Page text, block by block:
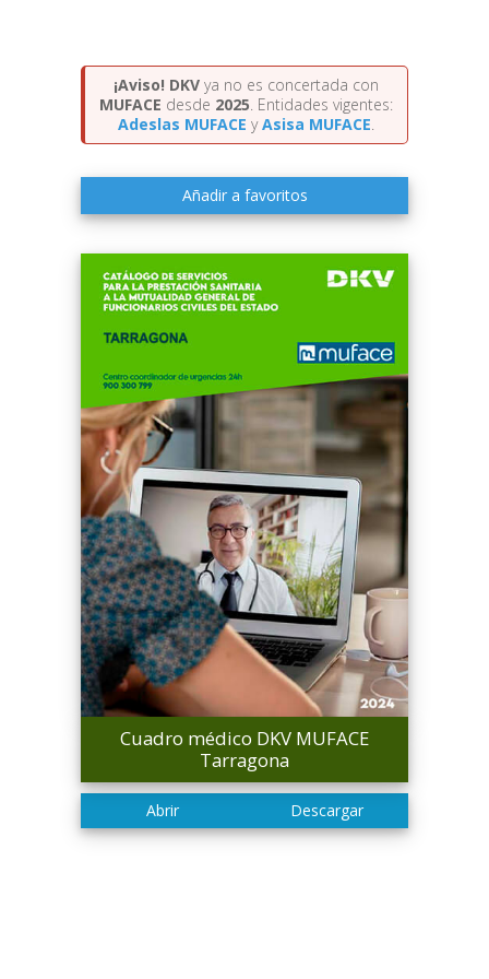
¡Aviso! DKV ya no es concertada con
MUFACE desde 2025. Entidades vigentes:
Adeslas MUFACE yAsisa MUFACE.
Cuadro médico DKV MUFACE
Tarragona